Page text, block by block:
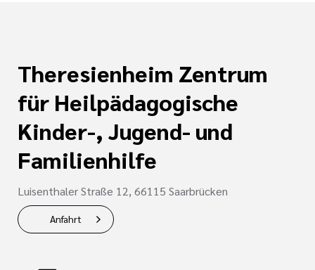
Theresienheim Zentrum
für Heilpädagogische
Kinder-, Jugend- und
Familienhilfe
Luisenthaler Straße 12, 66115 Saarbrücken
Anfahrt